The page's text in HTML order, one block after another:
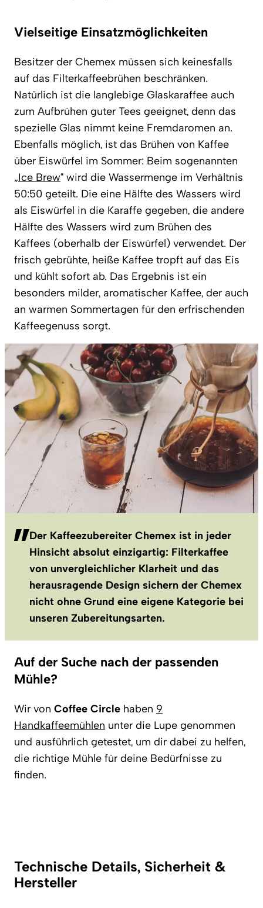
Vielseitige Einsatzmöglichkeiten
Besitzer der Chemex müssen sich keinesfalls
auf das Filterkaffeebrühen beschränken.
Natürlich ist die langlebige Glaskaraffee auch
zum Aufbrühen guter Tees geeignet, denn das
spezielle Glas nimmt keine Fremdaromen an.
Ebenfalls möglich, ist das Brühen von Kaffee
über Eiswürfel im Sommer: Beim sogenannten
„Ice Brew“ wird die Wassermenge im Verhältnis
50:50 geteilt. Die eine Hälfte des Wassers wird
als Eiswürfel in die Karaffe gegeben, die andere
Hälfte des Wassers wird zum Brühen des
Kaffees (oberhalb der Eiswürfel) verwendet. Der
frisch gebrühte, heiße Kaffee tropft auf das Eis
und kühlt sofort ab. Das Ergebnis ist ein
besonders milder, aromatischer Kaffee, der auch
an warmen Sommertagen für den erfrischenden
Kaffeegenuss sorgt.
Der Kaffeezubereiter Chemex ist in jeder
Hinsicht absolut einzigartig: Filterkaffee
von unvergleichlicher Klarheit und das
herausragende Design sichern der Chemex
nicht ohne Grund eine eigene Kategorie bei
unseren Zubereitungsarten.
Auf der Suche nach der passenden
Mühle?
Wir von Coffee Circle haben 9
Handkaffeemühlen unter die Lupe genommen
und ausführlich getestet, um dir dabei zu helfen,
die richtige Mühle für deine Bedürfnisse zu
finden.
Technische Details, Sicherheit &
Hersteller